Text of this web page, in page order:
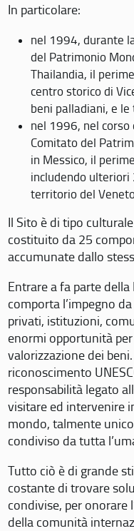
In particolare:
nel 1994, durante
del Patrimonio
Thailandia, il
centro storico di
beni palladiani, e
nel 1996, nel
Comitato del
in Messico, il
includendo ulteriori
territorio del
Il Sito è di tipo
costituito da 25
accumunate dallo
Entrare a fa parte
comporta l’impegno
privati, istituzioni,
enormi opportunità
valorizzazione dei
riconoscimento
responsabilità legato
visitare ed intervenire
mondo, talmente
condiviso da tutta
Tutto ciò è di grande
costante di trovare
condivise, per onorare
della comunità